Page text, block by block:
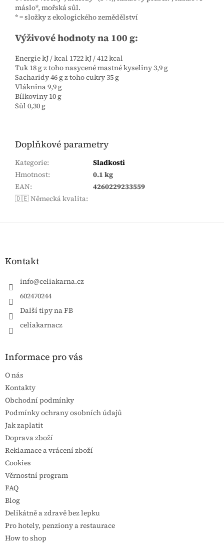
máslo*, mořská sůl.
* = složky z ekologického zemědělství
Výživové hodnoty na 100 g:
Energie kJ / kcal 1722 kJ / 412 kcal
Tuk 18 g z toho nasycené mastné kyseliny 3,9 g
Sacharidy 46 g z toho cukry 35 g
Vláknina 9,9 g
Bílkoviny 10 g
Sůl 0,30 g
Doplňkové parametry
Kategorie:
Sladkosti
Hmotnost:
0.1 kg
EAN:
4260229233559
🇩🇪 Německá kvalita:
Zápatí
Kontakt
info@celiakarna.cz
602470244
Další tipy na FB
celiakarnacz
Informace pro vás
O nás
Kontakty
Obchodní podmínky
Podmínky ochrany osobních údajů
Jak zaplatit
Doprava zboží
Reklamace a vrácení zboží
Cookies
Věrnostní program
FAQ
Blog
Delikátně a zdravě bez lepku
Pro hotely, penziony a restaurace
How to shop